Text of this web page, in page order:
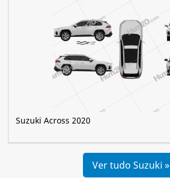
Suzuki Across 2020
Ver tudo Suzuki »